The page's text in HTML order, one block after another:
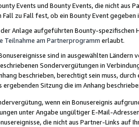
Events und Bounty Events, die nicht
Fall zu Fall fest, ob ein Bounty Event
Anlage aufgeführten Bounty-spezifischen
Teilnahme am Partnerprogramm erlaubt.
sind in ausgewählten Ländern
Sondervergütungen in
beschrieben, berechtigt sein muss,
ergebenden Sitzung die im Anhang
wenn ein Bonusereignis
unter Angabe ungültiger E-Mail-
die nicht aus Partner-Links auf